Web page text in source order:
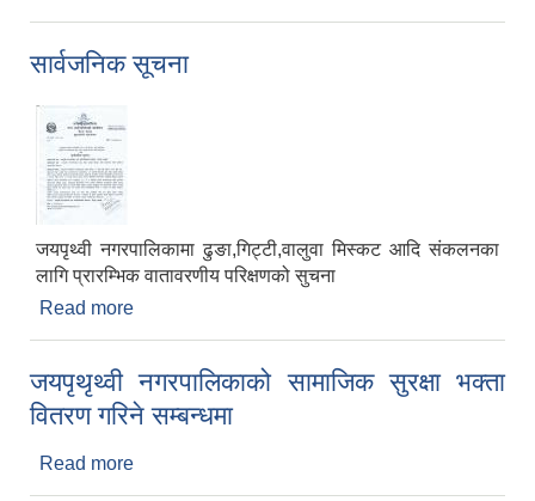
सार्वजनिक सूचना
जयपृथ्वी नगरपालिकामा ढुङा,गिट्टी,वालुवा मिस्कट आदि संकलनका
लागि प्रारम्भिक वातावरणीय परिक्षणको सुचना
Read more
जयपृथृथ्वी नगरपालिकाको सामाजिक सुरक्षा भक्ता
वितरण गरिने सम्बन्धमा
Read more